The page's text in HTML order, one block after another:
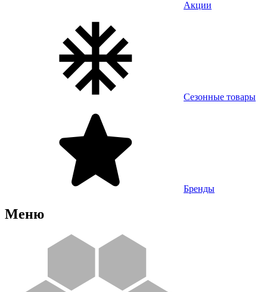
Акции
Сезонные товары
Бренды
Меню